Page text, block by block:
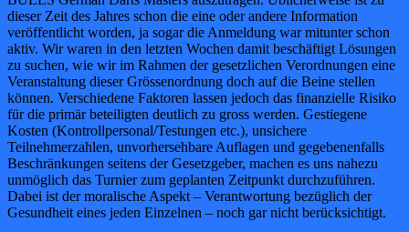
dieser Zeit des Jahres schon die eine oder andere Information
veröffentlicht worden, ja sogar die Anmeldung war mitunter schon
aktiv. Wir waren in den letzten Wochen damit beschäftigt Lösungen
zu suchen, wie wir im Rahmen der gesetzlichen Verordnungen eine
Veranstaltung dieser Grössenordnung doch auf die Beine stellen
können. Verschiedene Faktoren lassen jedoch das finanzielle Risiko
für die primär beteiligten deutlich zu gross werden. Gestiegene
Kosten (Kontrollpersonal/Testungen etc.), unsichere
Teilnehmerzahlen, unvorhersehbare Auflagen und gegebenenfalls
Beschränkungen seitens der Gesetzgeber, machen es uns nahezu
unmöglich das Turnier zum geplanten Zeitpunkt durchzuführen.
Dabei ist der moralische Aspekt – Verantwortung bezüglich der
Gesundheit eines jeden Einzelnen – noch gar nicht berücksichtigt.